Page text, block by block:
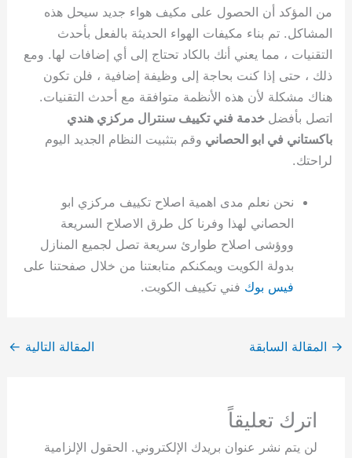
من المؤكد أن الحصول على مكيف هواء جديد سيحل هذه
المشاكل. تم بناء مكيفات الهواء الحديثة بالفعل بأحدث
التقنيات ، مما يعني أنك بالكاد تحتاج إلى أي إضافات لها. ومع
ذلك ، حتى إذا كنت بحاجة إلى وظيفة إضافية ، فلن تكون
هناك مشكلة لأن هذه الأنظمة متوافقة مع أحدث التقنيات.
اتصل بأفضل خدمة فني تكييف سنترال مركزي هندي
باكستاني في ابو الحصاني وقم بتثبيت النظام الجديد اليوم
لراحتك.
نحن نعلم مدى اهمية اصلاح تكييف مركزي ابو
الحصاني لهذا وفرنا كل طرق الاصلاح السريعة
ووؤشى اصلاح طوارئ سريعة تصل لجميع المنازل
بدولة الكويت ويمكنكم متابعتنا من خلال صفحتنا على
فيس بوك فني تكييف الكويت.
→ المقالة السابقة المقالة التالية ←
اترك تعليقاً
لن يتم نشر عنوان بريدك الإلكتروني. الحقول الإلزامية